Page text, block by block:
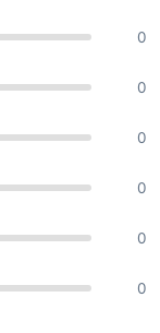
0
0
0
0
0
0